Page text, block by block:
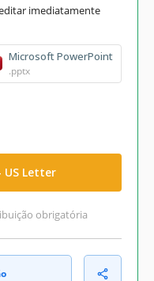
imediatamente
Microsoft PowerPoint
.pptx
US Letter
obrigatória